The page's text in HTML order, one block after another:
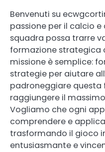
Benvenuti su
passione per il calcio
squadra possa trarre
formazione strategica
missione è semplice:
strategie per aiutare
padroneggiare questa
raggiungere il
Vogliamo che ogni
comprendere e
trasformando il gioco
entusiasmante e